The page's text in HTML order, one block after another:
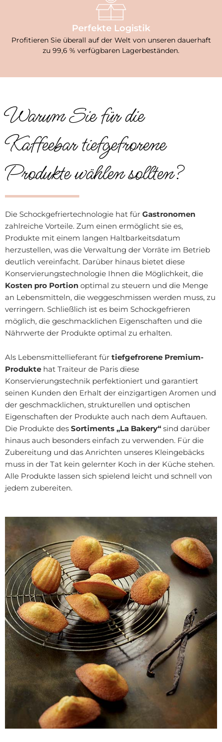
Perfekte Logistik
Profitieren Sie überall auf der Welt von unseren dauerhaft
zu 99,6 % verfügbaren Lagerbeständen.
Warum Sie für die
Kaffeebar tiefgefrorene
Produkte wählen sollten?
Die Schockgefriertechnologie hat für Gastronomen
zahlreiche Vorteile. Zum einen ermöglicht sie es,
Produkte mit einem langen Haltbarkeitsdatum
herzustellen, was die Verwaltung der Vorräte im Betrieb
deutlich vereinfacht. Darüber hinaus bietet diese
Konservierungstechnologie Ihnen die Möglichkeit, die
Kosten pro Portion optimal zu steuern und die Menge
an Lebensmitteln, die weggeschmissen werden muss, zu
verringern. Schließlich ist es beim Schockgefrieren
möglich, die geschmacklichen Eigenschaften und die
Nährwerte der Produkte optimal zu erhalten.
Als Lebensmittellieferant für tiefgefrorene Premium-
Produkte hat Traiteur de Paris diese
Konservierungstechnik perfektioniert und garantiert
seinen Kunden den Erhalt der einzigartigen Aromen und
der geschmacklichen, strukturellen und optischen
Eigenschaften der Produkte auch nach dem Auftauen.
Die Produkte des Sortiments „La Bakery“ sind darüber
hinaus auch besonders einfach zu verwenden. Für die
Zubereitung und das Anrichten unseres Kleingebäcks
muss in der Tat kein gelernter Koch in der Küche stehen.
Alle Produkte lassen sich spielend leicht und schnell von
jedem zubereiten.